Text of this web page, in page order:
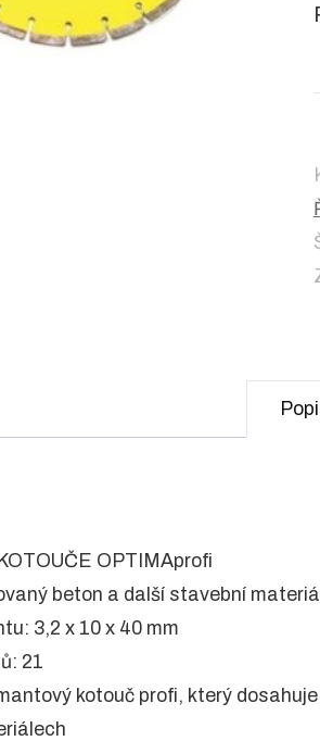
OPTIMAprofi
beton a další stavební
3,2 x 10 x 40 mm
21
kotouč profi, který